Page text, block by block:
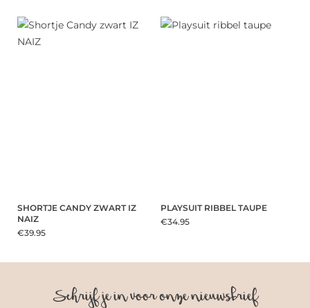
SHORTJE CANDY ZWART IZ
NAIZ
€39.95
PLAYSUIT RIBBEL TAUPE
€34.95
Schrijf je in voor onze nieuwsbrief